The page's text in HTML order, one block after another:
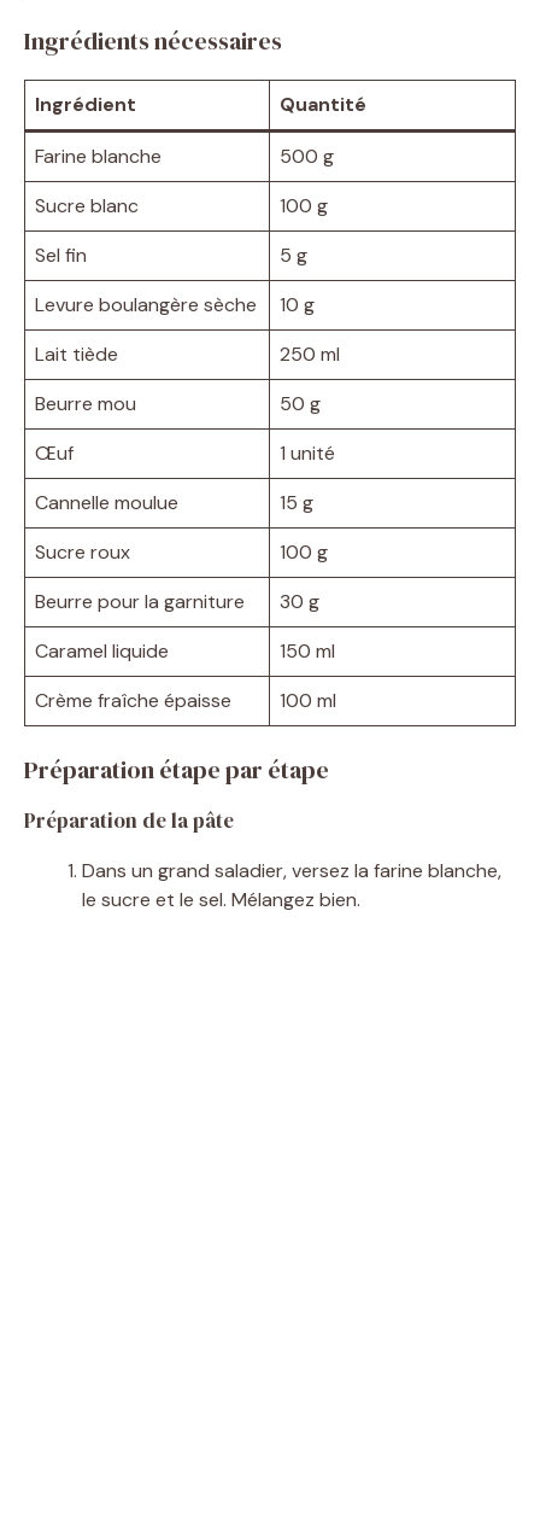
Ingrédients nécessaires
Ingrédient Quantité
Farine blanche
500 g
Sucre blanc
100 g
Sel fin
5 g
Levure boulangère sèche
10 g
Lait tiède
250 ml
Beurre mou
50 g
Œuf
1 unité
Cannelle moulue
15 g
Sucre roux
100 g
Beurre pour la garniture
30 g
Caramel liquide
150 ml
Crème fraîche épaisse
100 ml
Préparation étape par étape
Préparation de la pâte
Dans un grand saladier, versez la farine blanche,
le sucre et le sel. Mélangez bien.